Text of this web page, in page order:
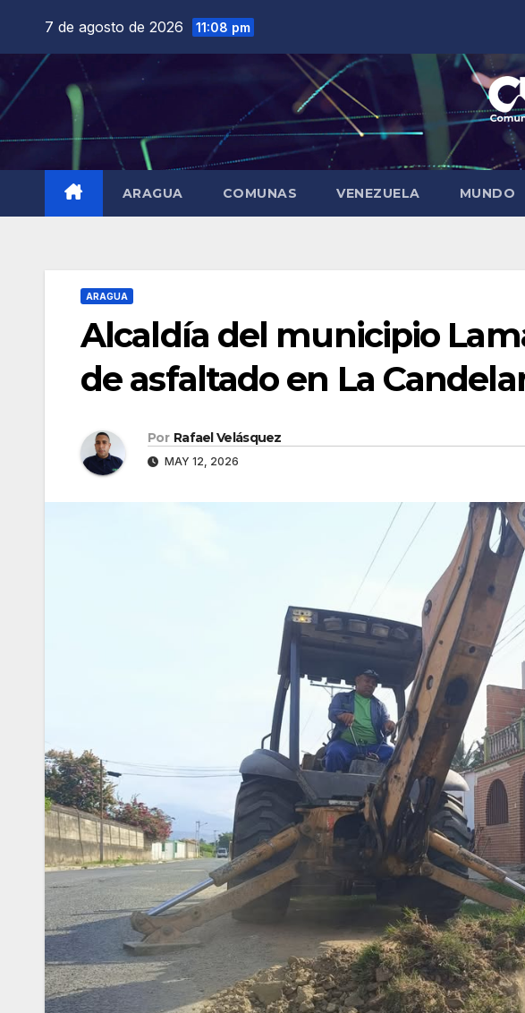
contenido
7 de agosto de 2026 11:08 pm
ARAGUA COMUNAS VENEZUELA MUNDO
ARAGUA
Alcaldía del municipio
de asfaltado en La
Por Rafael Velásquez
MAY 12, 2026